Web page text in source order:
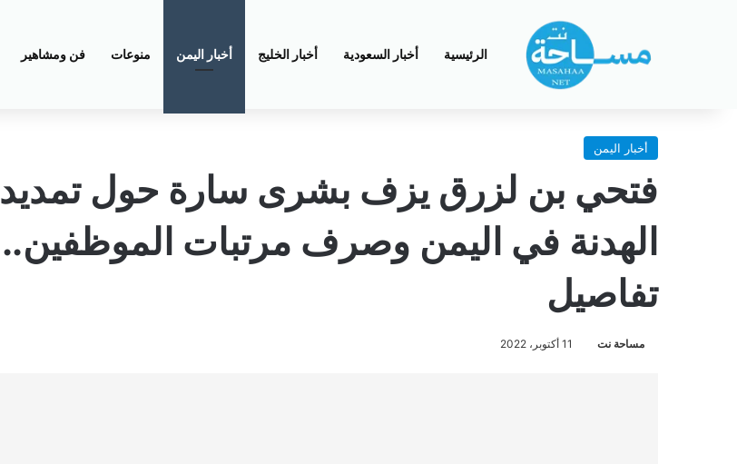
الرئيسية أخبار السعودية أخبار الخليج أخبار اليمن منوعات فن ومشاهير
أخبار اليمن
فتحي بن لزرق يزف بشرى سارة حول تمديد
الهدنة في اليمن وصرف مرتبات الموظفين..
تفاصيل
مساحة نت 11 أكتوبر، 2022